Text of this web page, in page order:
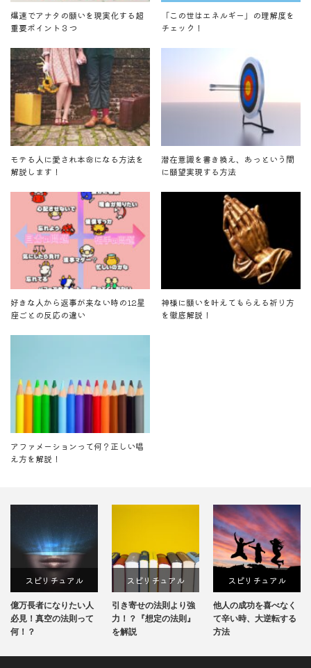
爆速でアナタの願いを現実化する超
重要ポイント３つ
「この世はエネルギー」の理解度を
チェック！
モテる人に愛され本命になる方法を
解説します！
潜在意識を書き換え、あっという間
に願望実現する方法
好きな人から返事が来ない時の12星
座ごとの反応の違い
神様に願いを叶えてもらえる祈り方
を徹底解説！
アファメーションって何？正しい唱
え方を解説！
チュアル
なりたい人
の法則って
スピリチュアル
引き寄せの法則より強
力！？『想定の法則』
スピリチュアル
他人の成功を喜べなく
て辛い時、大逆転する
スピリ
チャネリ
鍛えるト